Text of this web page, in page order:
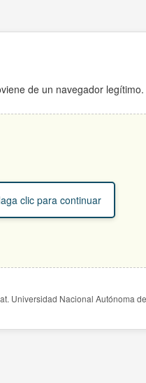
de un navegador legítimo.
clic para continuar
Universidad Nacional Autónoma